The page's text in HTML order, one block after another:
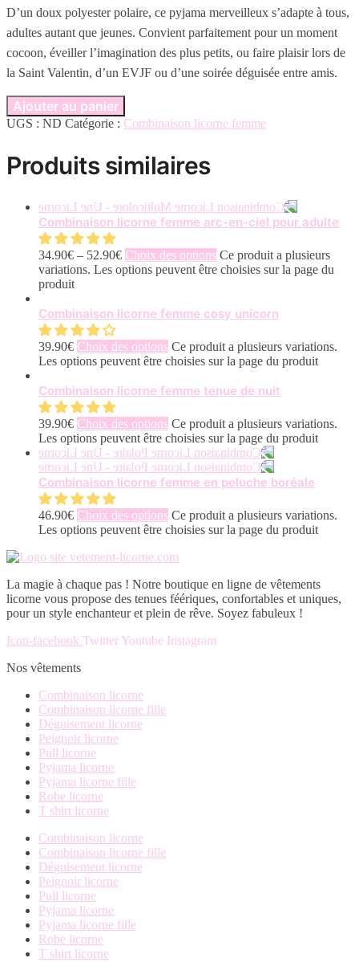
D’un doux polyester polaire, ce pyjama merveilleux s’adapte à tous,
adultes autant que jeunes. Convient parfaitement pour un moment
cocoon, éveiller l’imagination des plus petits, ou faire plaisir lors de
la Saint Valentin, d’un EVJF ou d’une soirée déguisée entre amis.
Ajouter au panier
UGS : ND Catégorie : Combinaison licorne femme
Produits similaires
Combinaison licorne femme arc-en-ciel pour adulte
34.90€ – 52.90€ Choix des options Ce produit a plusieurs
variations. Les options peuvent être choisies sur la page du
produit
Combinaison licorne femme cosy unicorn
39.90€ Choix des options Ce produit a plusieurs variations.
Les options peuvent être choisies sur la page du produit
Combinaison licorne femme tenue de nuit
39.90€ Choix des options Ce produit a plusieurs variations.
Les options peuvent être choisies sur la page du produit
Combinaison licorne femme en peluche boréale
46.90€ Choix des options Ce produit a plusieurs variations.
Les options peuvent être choisies sur la page du produit
La magie à chaque pas ! Notre boutique en ligne de vêtements
licorne vous propose des tenues féériques, confortables et uniques,
pour un style enchanteur et plein de rêve. Soyez fabuleux !
Icon-facebook Twitter Youtube Instagram
Nos vêtements
Combinaison licorne
Combinaison licorne fille
Déguisement licorne
Peignoir licorne
Pull licorne
Pyjama licorne
Pyjama licorne fille
Robe licorne
T shirt licorne
Combinaison licorne
Combinaison licorne fille
Déguisement licorne
Peignoir licorne
Pull licorne
Pyjama licorne
Pyjama licorne fille
Robe licorne
T shirt licorne